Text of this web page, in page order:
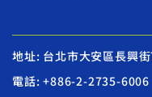
地址: 台北市大安區長興
電話: +886-2-2735-6006